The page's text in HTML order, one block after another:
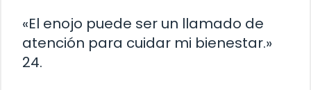
«El enojo puede ser un llamado de
atención para cuidar mi bienestar.»
24.